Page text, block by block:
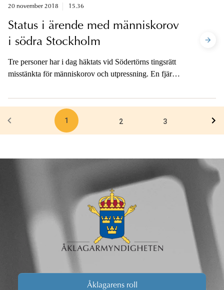
ägde rum under maj och juni förra året.
20 november 2018 15.36
Status i ärende med människorov
i södra Stockholm
Tre personer har i dag häktats vid Södertörns tingsrätt
misstänkta för människorov och utpressning. En fjärde
sker i morgon den 21 november och efter det är
åklagaren tillgänglig för media.
1 2 3
Åklagarens roll